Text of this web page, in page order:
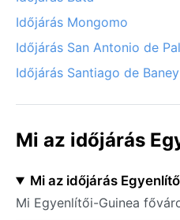
Időjárás Mongomo
Időjárás San Antonio de
Időjárás Santiago de Baney
Mi az időjárás
Mi az időjárás
Mi Egyenlítői-Guinea